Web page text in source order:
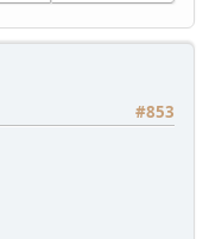
#853